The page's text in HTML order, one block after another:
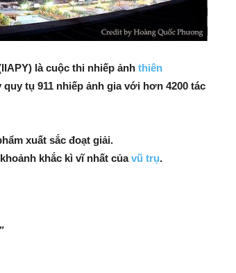
là cuộc thi nhiếp ảnh thiên
tụ 911 nhiếp ảnh gia với hơn 4200 tác
xuất sắc đoạt giải.
khắc kì vĩ nhất củavũ trụ.